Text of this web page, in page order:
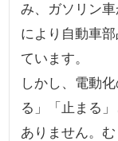
み、ガソリン
により自動車
ています。
しかし、電動
る」「止まる
ありません。